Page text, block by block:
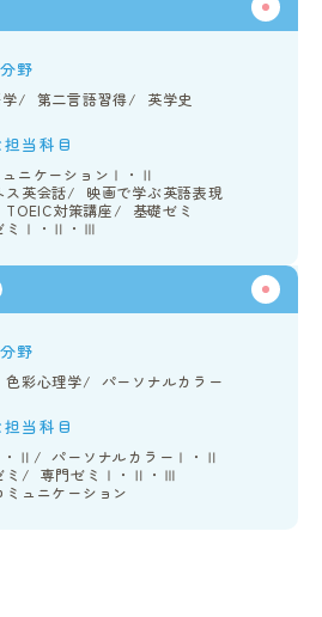
野
第二言語習得 英学史
当科目
ュニケーションⅠ・Ⅱ
ス英会話
映画で学ぶ英語表現
TOEIC対策講座
基礎ゼミ
ミⅠ・Ⅱ・Ⅲ
野
色彩心理学 パーソナルカラー
当科目
Ⅱ
パーソナルカラーⅠ・Ⅱ
専門ゼミⅠ・Ⅱ・Ⅲ
ミュニケーション